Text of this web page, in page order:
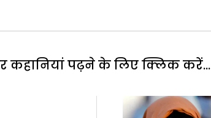
कहानियां पढ़ने के लिए क्लिक करें...